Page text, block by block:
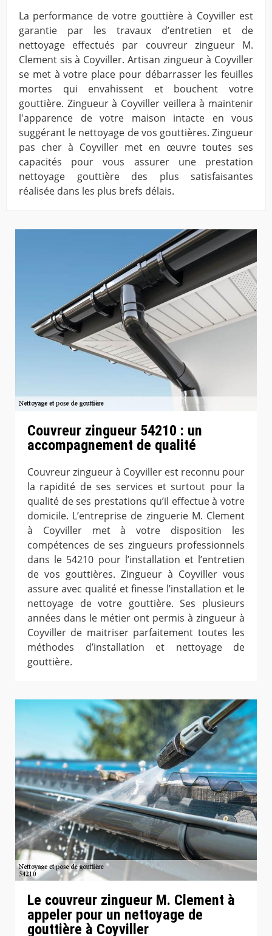
La performance de votre gouttière à Coyviller est
garantie par les travaux d’entretien et de
nettoyage effectués par couvreur zingueur M.
Clement sis à Coyviller. Artisan zingueur à Coyviller
se met à votre place pour débarrasser les feuilles
mortes qui envahissent et bouchent votre
gouttière. Zingueur à Coyviller veillera à maintenir
l'apparence de votre maison intacte en vous
suggérant le nettoyage de vos gouttières. Zingueur
pas cher à Coyviller met en œuvre toutes ses
capacités pour vous assurer une prestation
nettoyage gouttière des plus satisfaisantes
réalisée dans les plus brefs délais.
Couvreur zingueur 54210 : un
accompagnement de qualité
Couvreur zingueur à Coyviller est reconnu pour
la rapidité de ses services et surtout pour la
qualité de ses prestations qu’il effectue à votre
domicile. L’entreprise de zinguerie M. Clement
à Coyviller met à votre disposition les
compétences de ses zingueurs professionnels
dans le 54210 pour l’installation et l’entretien
de vos gouttières. Zingueur à Coyviller vous
assure avec qualité et finesse l’installation et le
nettoyage de votre gouttière. Ses plusieurs
années dans le métier ont permis à zingueur à
Coyviller de maitriser parfaitement toutes les
méthodes d’installation et nettoyage de
gouttière.
Le couvreur zingueur M. Clement à
appeler pour un nettoyage de
gouttière à Coyviller